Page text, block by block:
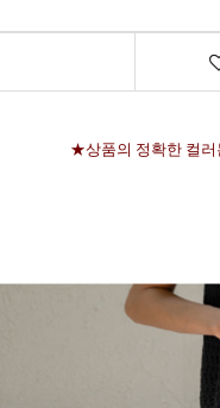
★상품의 정확한 컬러